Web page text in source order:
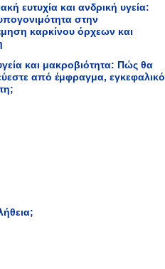
ευτυχία και ανδρική υγεία:
στην
καρκίνου όρχεων και
και μακροβιότητα: Πώς θα
από έμφραγμα, εγκεφαλικό